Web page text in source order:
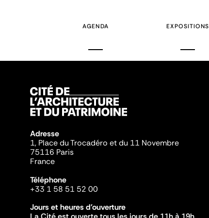
AGENDA EXPOSITIONS
Adresse
1, Place du Trocadéro et du 11 Novembre
75116 Paris
France
Téléphone
+33 1 58 51 52 00
Jours et heures d'ouverture